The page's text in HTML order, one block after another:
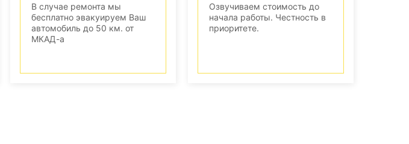
В случае ремонта мы
бесплатно эвакуируем Ваш
автомобиль до 50 км. от
МКАД-а
Озвучиваем стоимость до
начала работы. Честность в
приоритете.